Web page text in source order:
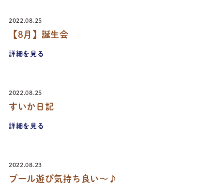
2022.08.25
【8月】誕生会
詳細を見る
2022.08.25
すいか日記
詳細を見る
2022.08.23
プール遊び気持ち良い〜♪